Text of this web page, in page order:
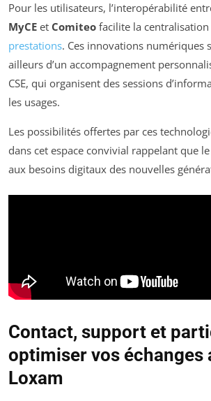
Pour les utilisateurs, l’interopérabilité
MyCE et Comiteo facilite la
prestations. Ces innovations numériques
ailleurs d’un accompagnement
CSE, qui organisent des sessions
les usages.
Les possibilités offertes par ces
dans cet espace convivial rappelant que
aux besoins digitaux des nouvelles
Contact, support et
optimiser vos échanges
Loxam